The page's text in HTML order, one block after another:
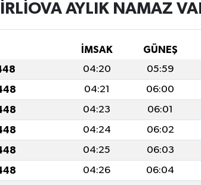
AYLIK NAMAZ
İMSAK GÜNEŞ
04:20 05:59
04:21 06:00
04:23 06:01
04:24 06:02
04:25 06:03
04:26 06:04